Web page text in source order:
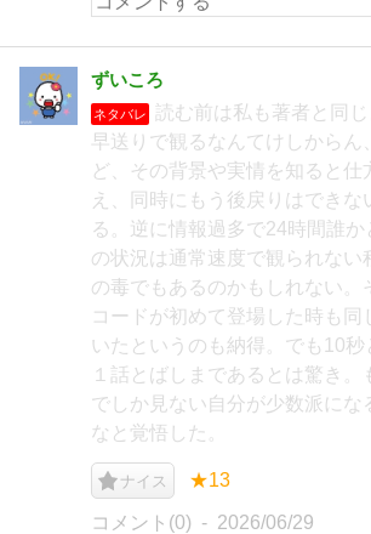
ずいころ
ネタバレ
読む前は私も著者と同
早送りで観るなんてけしからん
ど、その背景や実情を知ると仕
え、同時にもう後戻りはできな
る。逆に情報過多で24時間誰
の状況は通常速度で観られない
の毒でもあるのかもしれない。
コードが初めて登場した時も同
いたというのも納得。でも10
１話とばしまであるとは驚き。
でしか見ない自分が少数派にな
なと覚悟した。
ナイス ★13
コメント(0) 2026/06/29